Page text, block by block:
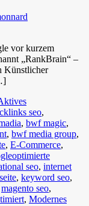
vor kurzem
„RankBrain“ –
Künstlicher
seo,
, bwf magic,
, bwf media group,
, E-Commerce,
seo, internet
, keyword seo,
magento seo,
, Modernes